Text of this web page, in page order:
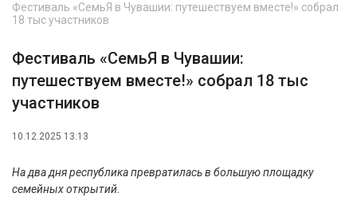
Фестиваль «СемьЯ в Чувашии: путешествуем вместе!» собрал
18 тыс участников
Фестиваль «СемьЯ в Чувашии:
путешествуем вместе!» собрал 18 тыс
участников
10.12.2025 13:13
На два дня республика превратилась в большую площадку
семейных открытий.